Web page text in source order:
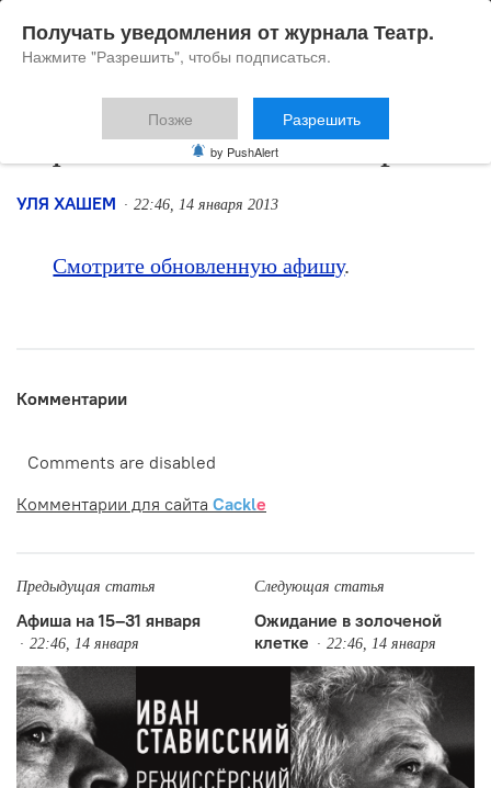
Афиша на 15–31 января
УЛЯ ХАШЕМ 22:46, 14 января 2013
Смотрите обновленную афишу.
Комментарии
Comments are disabled
Комментарии для сайта Cackle
Предыдущая статья
Афиша на 15–31 января
22:46, 14 января
Следующая статья
Ожидание в золоченой
клетке
22:46, 14 января
Получать уведомления от журнала Театр.
Нажмите "Разрешить", чтобы подписаться.
Позже Разрешить
by PushAlert